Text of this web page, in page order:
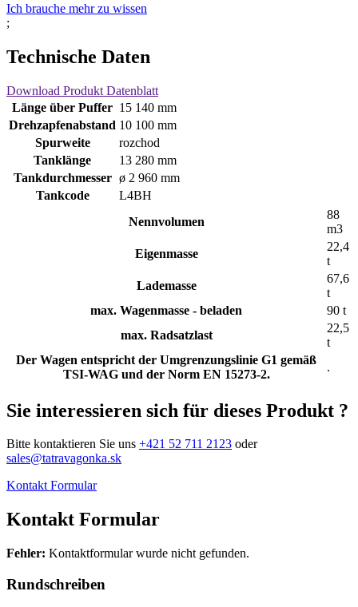
Ich brauche mehr zu wissen
;
Technische Daten
Download Produkt Datenblatt
Länge über Puffer 15 140 mm
Drehzapfenabstand 10 100 mm
Spurweite
rozchod
Tanklänge
13 280 mm
Tankdurchmesser ø 2 960 mm
Tankcode
L4BH
Nennvolumen
88
m3
Eigenmasse
22,4
t
Lademasse
67,6
t
max. Wagenmasse - beladen
90 t
max. Radsatzlast
22,5
t
Der Wagen entspricht der Umgrenzungslinie G1 gemäß
TSI-WAG und der Norm EN 15273-2.
.
Sie interessieren sich für dieses Produkt ?
Bitte kontaktieren Sie uns +421 52 711 2123 oder
sales@tatravagonka.sk
Kontakt Formular
Kontakt Formular
Fehler: Kontaktformular wurde nicht gefunden.
Rundschreiben